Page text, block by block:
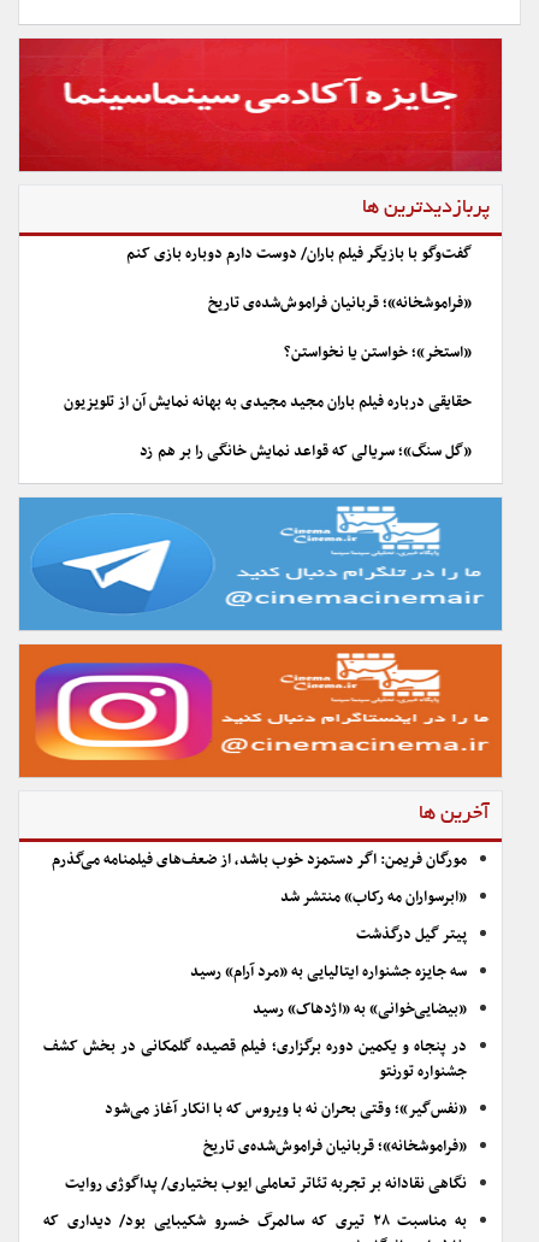
پربازدیدترین ها
گفت‌وگو با بازیگر فیلم باران/ دوست دارم دوباره بازی کنم
«فراموشخانه»؛ قربانیان فراموش‌شده‌ی تاریخ
«استخر»؛ خواستن یا نخواستن؟
حقایقی درباره فیلم باران مجید مجیدی به بهانه نمایش آن از تلویزیون
«گل سنگ»؛ سریالی که قواعد نمایش خانگی را بر هم زد
آخرین ها
مورگان فریمن: اگر دستمزد خوب باشد، از ضعف‌های فیلمنامه می‌گذرم
«ابرسواران مه رکاب» منتشر شد
پیتر گیل درگذشت
سه جایزه جشنواره ایتالیایی به «مرد آرام» رسید
«بیضایی‌خوانی» به «اژدهاک» رسید
در پنجاه و یکمین دوره برگزاری؛ فیلم قصیده گلمکانی در بخش کشف
جشنواره تورنتو
«نفس‌گیر»؛ وقتی بحران نه با ویروس که با انکار آغاز می‌شود
«فراموشخانه»؛ قربانیان فراموش‌شده‌ی تاریخ
نگاهی نقادانه بر تجربه تئاتر تعاملی ایوب بختیاری/ پداگوژی روایت
به مناسبت ۲۸ تیری که سالمرگ خسرو شکیبایی بود/ دیداری که